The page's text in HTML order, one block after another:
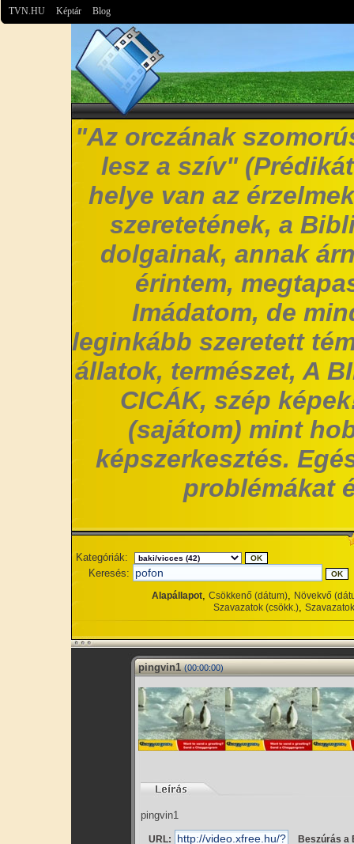
TVN.HU Képtár Blog
"Az orczának
lesz a szív"
helye van az
szeretetének, a
dolgainak, annak
érintem,
Imádatom, de
leginkább szeretett
állatok, természet, A
CICÁK, szép
(sajátom) mint
képszerkesztés.
problémákat
Kategóriák:
Keresés:
Alapállapot, Csökkenő (dátum), Növekvő
Szavazatok (csökk.),
pingvin1 (00:00:00)
pingvin1
URL: Beszúrás a